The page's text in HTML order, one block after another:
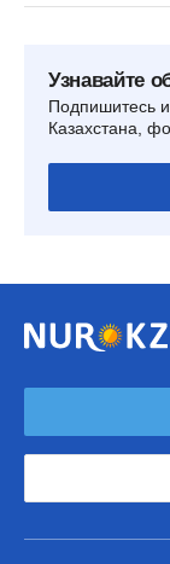
Узнавайте
Подпишитесь
Казахстана,